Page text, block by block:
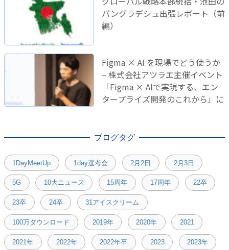
バングラデシュ出張レポート（前
編）
Figma × AI を現場でどう使うか
– 株式会社アツラエ主催イベント
「Figma × AIで実現する、エン
タープライズ開発のこれから」に
ブログタグ
1DayMeetUp 1day選考会 2月2日 2月3日
5G 10大ニュース 15周年 17周年 22卒
23卒 24卒 31アイスクリーム
100万ダウンロード 2019年 2020年 2021
2021年 2022年 2022年卒 2023 2023年